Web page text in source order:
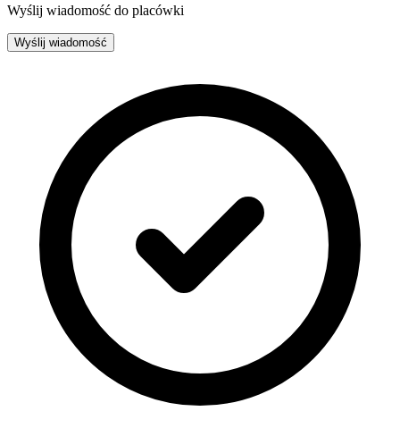
Wyślij wiadomość do placówki
Wyślij wiadomość